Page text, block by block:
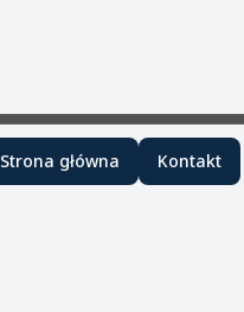
Strona główna Kontakt